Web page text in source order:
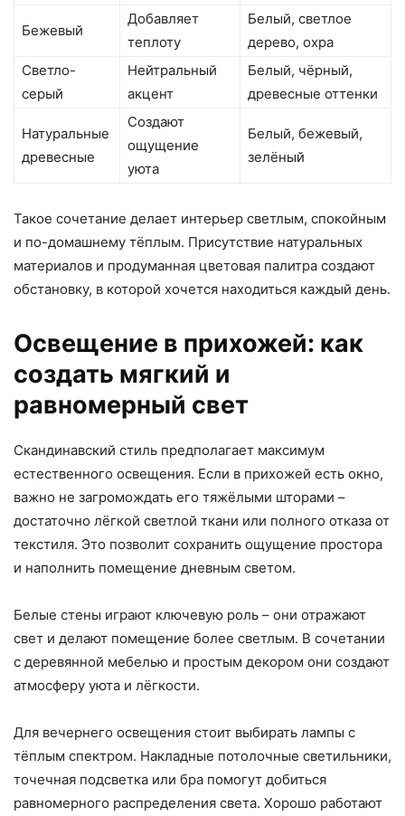
Бежевый
Добавляет
теплоту
Белый, светлое
дерево, охра
Светло-
серый
Нейтральный
акцент
Белый, чёрный,
древесные оттенки
Натуральные
древесные
Создают
ощущение
уюта
Белый, бежевый,
зелёный
Такое сочетание делает интерьер светлым, спокойным
и по-домашнему тёплым. Присутствие натуральных
материалов и продуманная цветовая палитра создают
обстановку, в которой хочется находиться каждый день.
Освещение в прихожей: как
создать мягкий и
равномерный свет
Скандинавский стиль предполагает максимум
естественного освещения. Если в прихожей есть окно,
важно не загромождать его тяжёлыми шторами –
достаточно лёгкой светлой ткани или полного отказа от
текстиля. Это позволит сохранить ощущение простора
и наполнить помещение дневным светом.
Белые стены играют ключевую роль – они отражают
свет и делают помещение более светлым. В сочетании
с деревянной мебелью и простым декором они создают
атмосферу уюта и лёгкости.
Для вечернего освещения стоит выбирать лампы с
тёплым спектром. Накладные потолочные светильники,
точечная подсветка или бра помогут добиться
равномерного распределения света. Хорошо работают